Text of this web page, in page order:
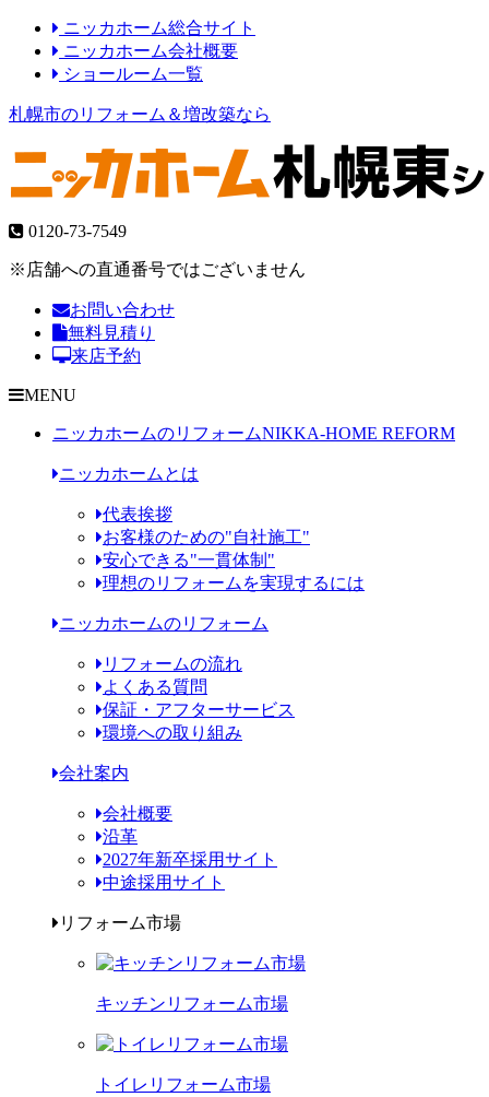
ニッカホーム総合サイト
ニッカホーム会社概要
ショールーム一覧
札幌市のリフォーム＆増改築なら
0120-73-7549
※店舗への直通番号ではございません
お問い合わせ
無料見積り
来店予約
MENU
ニッカホームのリフォームNIKKA-HOME REFORM
ニッカホームとは
代表挨拶
お客様のための"自社施工"
安心できる"一貫体制"
理想のリフォームを実現するには
ニッカホームのリフォーム
リフォームの流れ
よくある質問
保証・アフターサービス
環境への取り組み
会社案内
会社概要
沿革
2027年新卒採用サイト
中途採用サイト
リフォーム市場
キッチンリフォーム市場
トイレリフォーム市場